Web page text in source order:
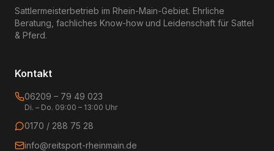
Sattlermeisterbetrieb im Rhein-Main-Gebiet. Ehrliche
Beratung, fachliches Know-how und Leidenschaft für Sattel
& Pferd.
Kontakt
06209 – 79 49 023
Di. – Do. 09:00 – 13:00 Uhr
0170 / 288 75 28
info@reitsport-rheinmain.de